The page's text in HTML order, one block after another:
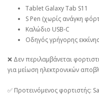
Tablet Galaxy Tab S11
S Pen (χωρίς ανάγκη
Καλώδιο USB-C
Οδηγός γρήγορης
❌ Δεν περιλαμβάνεται
για μείωση ηλεκτρονικών
✅ Προτεινόμενος φορτιστής: